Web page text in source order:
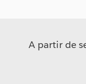
A partir de